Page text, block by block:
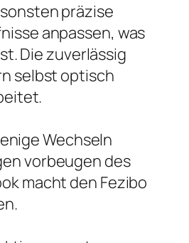
präzise
anpassen, was
Die zuverlässig
selbst optisch
Wechseln
vorbeugen des
macht den Fezibo